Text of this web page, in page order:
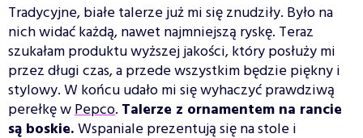
Tradycyjne, białe talerze już mi się znudziły. Było na
nich widać każdą, nawet najmniejszą ryskę. Teraz
szukałam produktu wyższej jakości, który posłuży mi
przez długi czas, a przede wszystkim będzie piękny i
stylowy. W końcu udało mi się wyhaczyć prawdziwą
perełkę wPepco. Talerze z ornamentem na rancie
są boskie.Wspaniale prezentują się na stole i